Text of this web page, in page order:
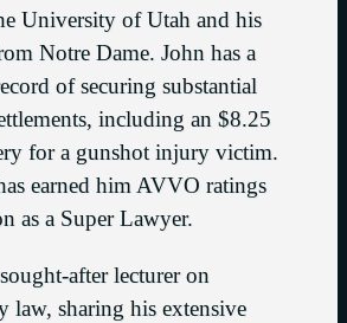
University of Utah and his
Notre Dame. John has a
of securing substantial
including an $8.25
for a gunshot injury victim.
earned him AVVO ratings
as a Super Lawyer.
after lecturer on
law, sharing his extensive